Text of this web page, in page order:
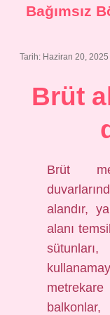
Bağımsız
Tarih: Haziran 20, 2025
Brüt
Brüt
alandır,
alanı